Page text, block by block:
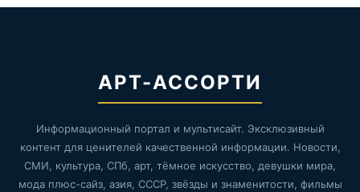
АРТ-АССОРТИ
Информационный портал и мультисайт. Эксклюзивный
контент для ценителей качественной информации. Новости,
СМИ, культура, СПб, арт, тёмное искусство, девушки мира,
мода плюс-сайз, азия, СССР, звёзды и знаменитости, фильмы